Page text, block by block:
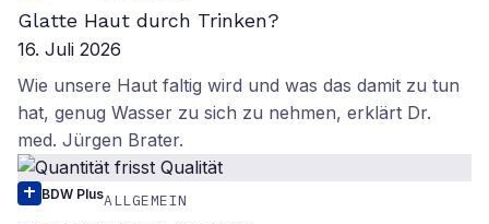
Glatte Haut durch Trinken?
16. Juli 2026
Wie unsere Haut faltig wird und was das damit zu tun
hat, genug Wasser zu sich zu nehmen, erklärt Dr.
med. Jürgen Brater.
BDW PlusALLGEMEIN